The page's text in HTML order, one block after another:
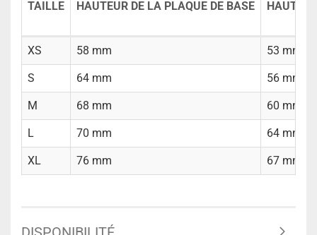
TAILLE
HAUTEUR DE LA PLAQUE DE BASE
XS 58 mm 53 mm
S 64 mm 56 mm
M 68 mm 60 mm
L 70 mm 64 mm
XL 76 mm 67 mm